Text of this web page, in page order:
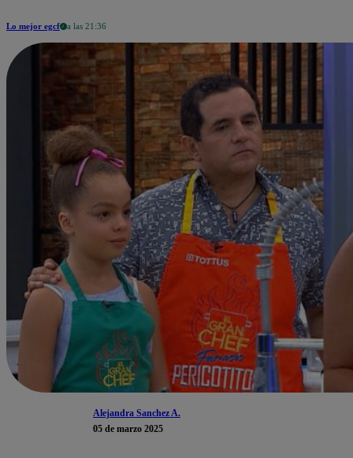
Lo mejor egcf a las 21:36
Alejandra Sanchez A.
05 de marzo 2025